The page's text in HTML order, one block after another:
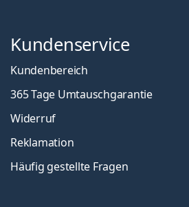
Kundenservice
Kundenbereich
365 Tage Umtauschgarantie
Widerruf
Reklamation
Häufig gestellte Fragen